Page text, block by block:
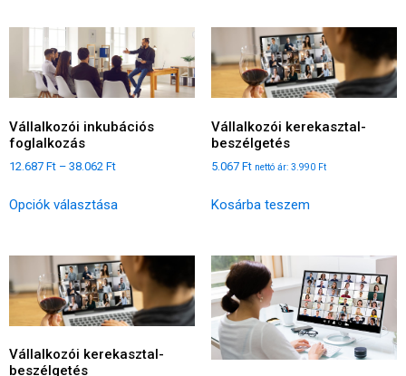
Vállalkozói inkubációs
foglalkozás
12.687 Ft – 38.062 Ft
Opciók választása
Vállalkozói kerekasztal-
beszélgetés
5.067 Ft nettó ár: 3.990 Ft
Kosárba teszem
Vállalkozói kerekasztal-
beszélgetés